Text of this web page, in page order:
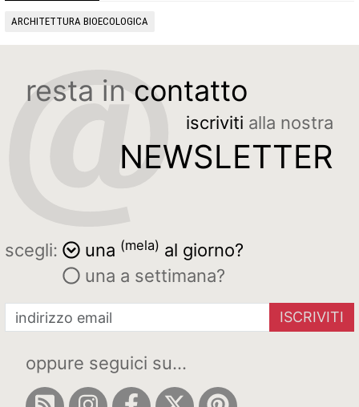
ARCHITETTURA BIOECOLOGICA
resta in contatto
iscriviti alla nostra
NEWSLETTER
scegli: una (mela) al giorno?
una a settimana?
ISCRIVITI
oppure seguici su...